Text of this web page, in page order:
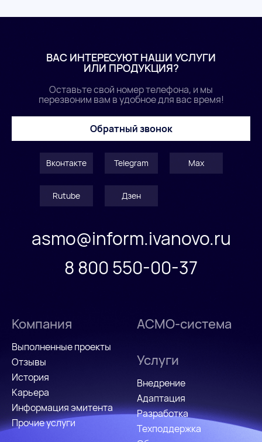
ВАС ИНТЕРЕСУЮТ НАШИ УСЛУГИ
ИЛИ ПРОДУКЦИЯ?
Оставьте свой номер телефона, и мы
перезвоним вам в удобное для вас время!
Обратный звонок
Вконтакте Telegram Max
Rutube Дзен
asmo@inform.ivanovo.ru
8 800 550-00-37
Компания
Выполненные проекты
Отзывы
История
Карьера
Информация эмитента
Прочие услуги
Услуги
Внедрение
Адаптация
Разработка
Техподдержка
АСМО-система